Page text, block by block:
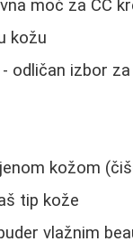
moć za CC
kožu
- odličan izbor
kožom
tip kože
vlažnim